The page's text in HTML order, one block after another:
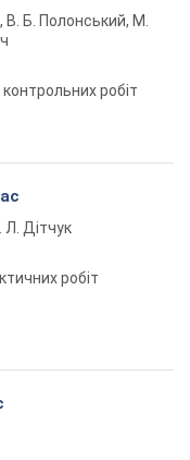
В. Б. Полонський, М.
контрольних робіт
Л. Дітчук
робіт